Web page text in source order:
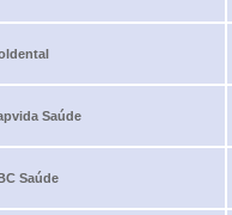
Saúde
Saúde